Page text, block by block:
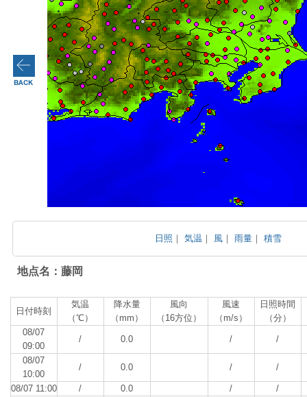
日照 ｜気温 ｜ 風 ｜雨量 ｜積雪
地点名：藤岡
日付時刻
気温
（℃）
降水量
（mm）
風向
（16方位）
風速
（m/s）
日照時間
（分）
08/07
09:00
/ 0.0 / /
08/07
10:00
/ 0.0 / /
08/07 11:00 / 0.0 /
/